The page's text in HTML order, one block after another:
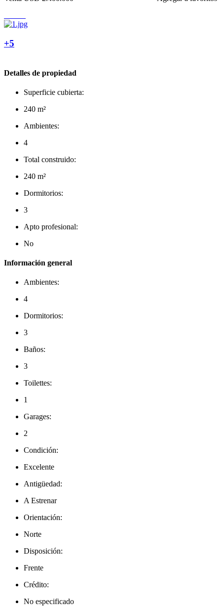
+5
Detalles de propiedad
Superficie cubierta:
240 m²
Ambientes:
4
Total construido:
240 m²
Dormitorios:
3
Apto profesional:
No
Información general
Ambientes:
4
Dormitorios:
3
Baños:
3
Toilettes:
1
Garages:
2
Condición:
Excelente
Antigüedad:
A Estrenar
Orientación:
Norte
Disposición:
Frente
Crédito:
No especificado